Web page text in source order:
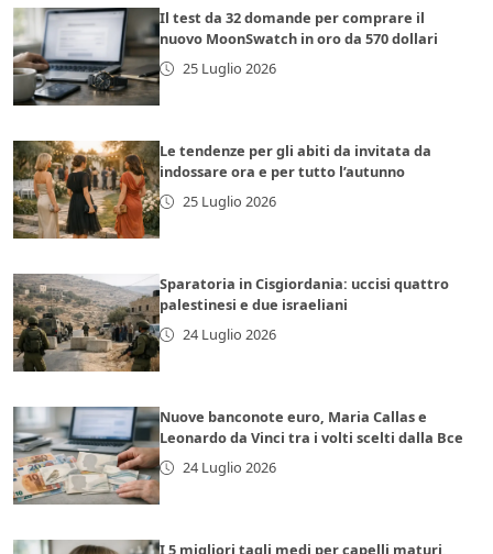
Il test da 32 domande per comprare il
nuovo MoonSwatch in oro da 570 dollari
25 Luglio 2026
Le tendenze per gli abiti da invitata da
indossare ora e per tutto l’autunno
25 Luglio 2026
Sparatoria in Cisgiordania: uccisi quattro
palestinesi e due israeliani
24 Luglio 2026
Nuove banconote euro, Maria Callas e
Leonardo da Vinci tra i volti scelti dalla Bce
24 Luglio 2026
I 5 migliori tagli medi per capelli maturi,